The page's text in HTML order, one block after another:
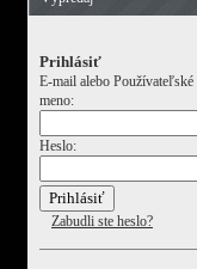
Prihlásiť
E-mail alebo Používateľské
meno:
Heslo:
Zabudli ste heslo?